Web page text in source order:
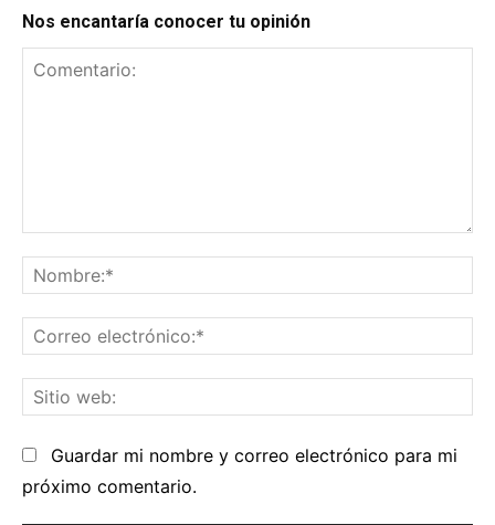
Nos encantaría conocer tu opinión
Guardar mi nombre y correo electrónico para mi
próximo comentario.